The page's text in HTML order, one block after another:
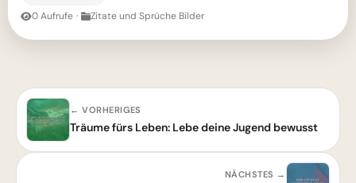
0 Aufrufe · Zitate und Sprüche Bilder
← VORHERIGES
Träume fürs Leben: Lebe deine Jugend bewusst
NÄCHSTES →